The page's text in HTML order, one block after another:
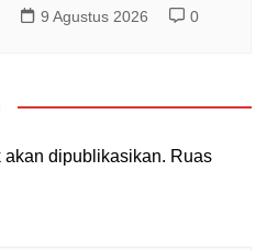
9 Agustus 2026 0
dipublikasikan. Ruas